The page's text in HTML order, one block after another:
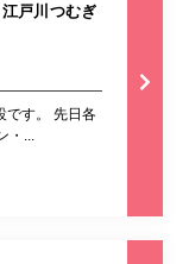
戸川つむぎ
です。 先日各
・...